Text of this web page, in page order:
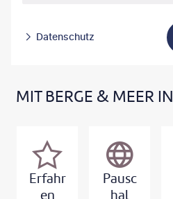
Datenschutz
MIT BERGE & MEER
Erfahr
en
Pausc
hal